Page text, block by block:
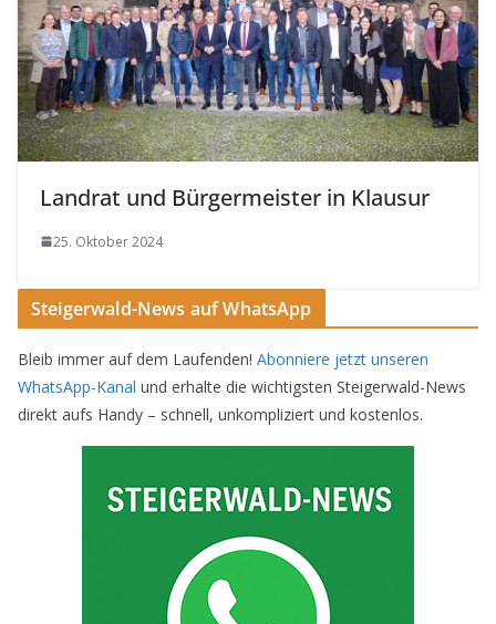
Landrat und Bürgermeister in Klausur
25. Oktober 2024
Steigerwald-News auf WhatsApp
Bleib immer auf dem Laufenden! Abonniere jetzt unseren
WhatsApp-Kanal und erhalte die wichtigsten Steigerwald-News
direkt aufs Handy – schnell, unkompliziert und kostenlos.